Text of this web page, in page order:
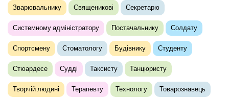
Зварювальнику Священикові Секретарю
Системному адміністратору Постачальнику Солдату
Спортсмену Стоматологу Будівнику Студенту
Стюардесе Судді Таксисту Танцюристу
Творчій людині Терапевту Технологу Товарознавець